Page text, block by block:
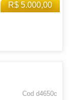
R$ 5.000,00
Cod d4650c